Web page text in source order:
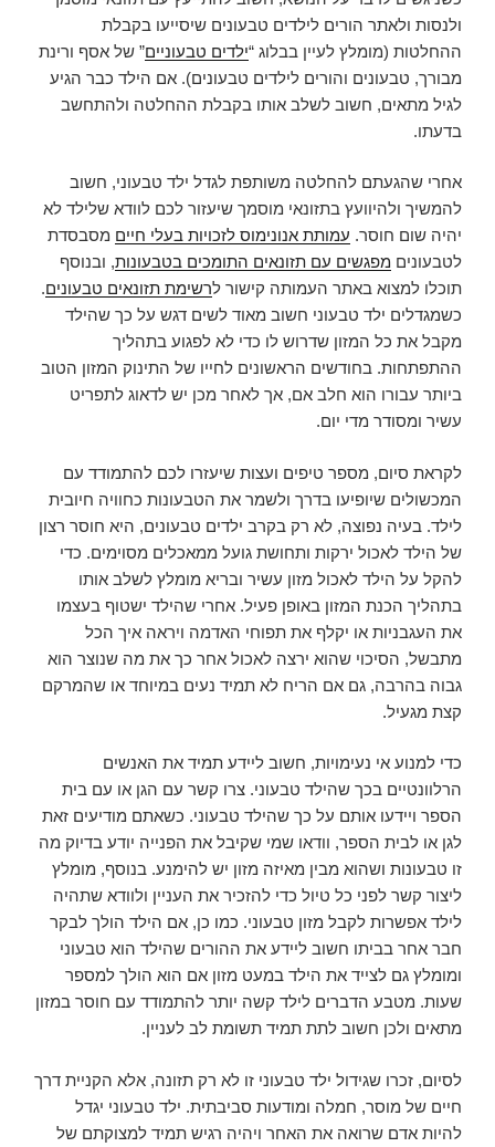
ולנסות ולאתר הורים לילדים טבעונים שיסייעו בקבלת
ההחלטות (מומלץ לעיין בבלוג “ילדים טבעוניים” של אסף ורינת
מבורך, טבעונים והורים לילדים טבעונים). אם הילד כבר הגיע
לגיל מתאים, חשוב לשלב אותו בקבלת ההחלטה ולהתחשב
בדעתו.
אחרי שהגעתם להחלטה משותפת לגדל ילד טבעוני, חשוב
להמשיך ולהיוועץ בתזונאי מוסמך שיעזור לכם לוודא שלילד לא
יהיה שום חוסר. עמותת אנונימוס לזכויות בעלי חיים מסבסדת
לטבעונים מפגשים עם תזונאים התומכים בטבעונות, ובנוסף
תוכלו למצוא באתר העמותה קישור לרשימת תזונאים טבעונים.
כשמגדלים ילד טבעוני חשוב מאוד לשים דגש על כך שהילד
מקבל את כל המזון שדרוש לו כדי לא לפגוע בתהליך
ההתפתחות. בחודשים הראשונים לחייו של התינוק המזון הטוב
ביותר עבורו הוא חלב אם, אך לאחר מכן יש לדאוג לתפריט
עשיר ומסודר מדי יום.
לקראת סיום, מספר טיפים ועצות שיעזרו לכם להתמודד עם
המכשולים שיופיעו בדרך ולשמר את הטבעונות כחוויה חיובית
לילד. בעיה נפוצה, לא רק בקרב ילדים טבעונים, היא חוסר רצון
של הילד לאכול ירקות ותחושת גועל ממאכלים מסוימים. כדי
להקל על הילד לאכול מזון עשיר ובריא מומלץ לשלב אותו
בתהליך הכנת המזון באופן פעיל. אחרי שהילד ישטוף בעצמו
את העגבניות או יקלף את תפוחי האדמה ויראה איך הכל
מתבשל, הסיכוי שהוא ירצה לאכול אחר כך את מה שנוצר הוא
גבוה בהרבה, גם אם הריח לא תמיד נעים במיוחד או שהמרקם
קצת מגעיל.
כדי למנוע אי נעימויות, חשוב ליידע תמיד את האנשים
הרלוונטיים בכך שהילד טבעוני. צרו קשר עם הגן או עם בית
הספר ויידעו אותם על כך שהילד טבעוני. כשאתם מודיעים זאת
לגן או לבית הספר, וודאו שמי שקיבל את הפנייה יודע בדיוק מה
זו טבעונות ושהוא מבין מאיזה מזון יש להימנע. בנוסף, מומלץ
ליצור קשר לפני כל טיול כדי להזכיר את העניין ולוודא שתהיה
לילד אפשרות לקבל מזון טבעוני. כמו כן, אם הילד הולך לבקר
חבר אחר בביתו חשוב ליידע את ההורים שהילד הוא טבעוני
ומומלץ גם לצייד את הילד במעט מזון אם הוא הולך למספר
שעות. מטבע הדברים לילד קשה יותר להתמודד עם חוסר במזון
מתאים ולכן חשוב לתת תמיד תשומת לב לעניין.
לסיום, זכרו שגידול ילד טבעוני זו לא רק תזונה, אלא הקניית דרך
חיים של מוסר, חמלה ומודעות סביבתית. ילד טבעוני יגדל
להיות אדם שרואה את האחר ויהיה רגיש תמיד למצוקתם של